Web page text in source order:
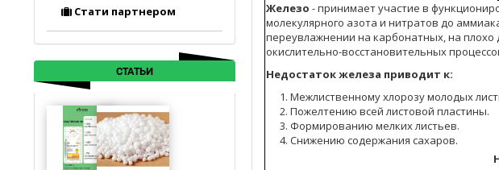
Железо - принимает участие в
молекулярного азота и нитратов до
переувлажнении на карбонатных, на плохо
окислительно-восстановительных
Недостаток железа приводит к:
Межлиственному хлорозу молодых
Пожелтению всей листовой пластины.
Формированию мелких листьев.
Снижению содержания сахаров.
Стати партнером
СТАТЬИ